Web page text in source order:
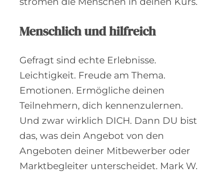
Menschlich und hilfreich
Gefragt sind echte Erlebnisse.
Leichtigkeit. Freude am Thema.
Emotionen. Ermögliche deinen
Teilnehmern, dich kennenzulernen.
Und zwar wirklich DICH. Dann DU bist
das, was dein Angebot von den
Angeboten deiner Mitbewerber oder
Marktbegleiter unterscheidet. Mark W.